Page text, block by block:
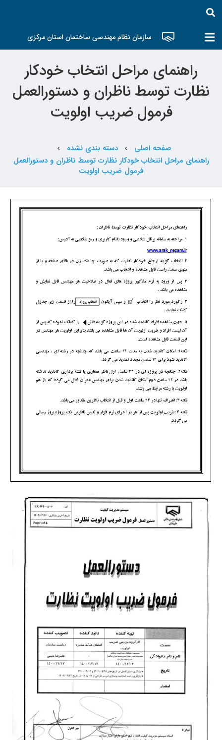
سازمان نظام مهندسی ساختمان استان مرکزی
راهنمای مراحل انتخاب خودکار
نظارت توسط ناظران و دستورالعمل
فرمول ضریب اولویت
صفحه اصلی chevron_left دسته بندی نشده chevron_left
راهنمای مراحل انتخاب خودکار نظارت توسط ناظران و دستورالعمل
فرمول ضریب اولویت